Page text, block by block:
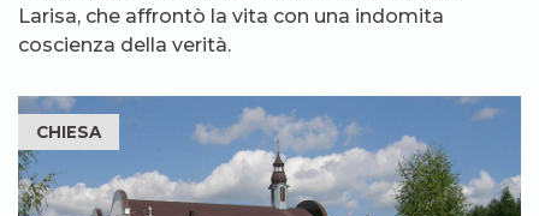
Larisa, che affrontò la vita con una indomita
coscienza della verità.
CHIESA